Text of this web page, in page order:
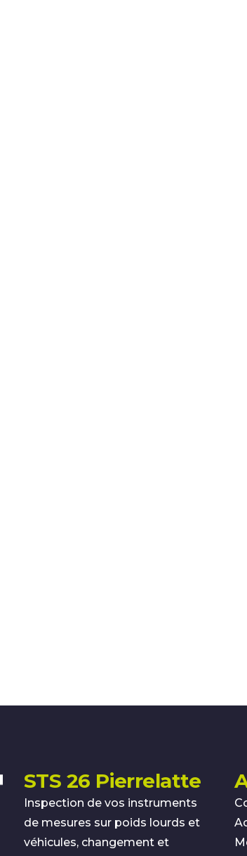
STS 26 Pierrelatte
Inspection de vos instruments
de mesures sur poids lourds et
véhicules, changement et